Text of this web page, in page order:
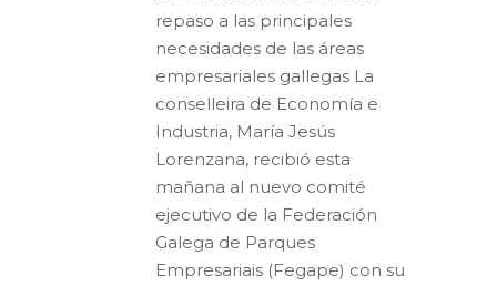
repaso a las principales
necesidades de las áreas
empresariales gallegas La
conselleira de Economía e
Industria, María Jesús
Lorenzana, recibió esta
mañana al nuevo comité
ejecutivo de la Federación
Galega de Parques
Empresariais (Fegape) con su